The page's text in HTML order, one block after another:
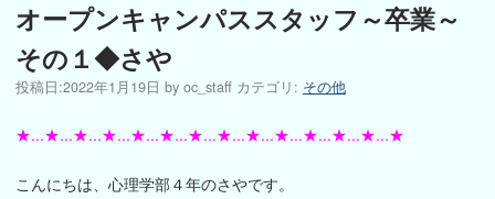
オープンキャンパススタッフ～卒業～
その１◆さや
投稿日:2022年1月19日 by oc_staff カテゴリ: その他
★...★...★...★...★...★...★...★...★...★...★...★...★...★
こんにちは、心理学部４年のさやです。